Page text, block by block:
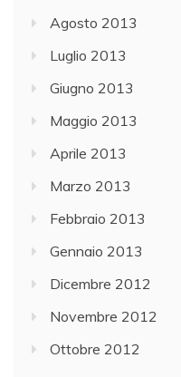
Agosto 2013
Luglio 2013
Giugno 2013
Maggio 2013
Aprile 2013
Marzo 2013
Febbraio 2013
Gennaio 2013
Dicembre 2012
Novembre 2012
Ottobre 2012